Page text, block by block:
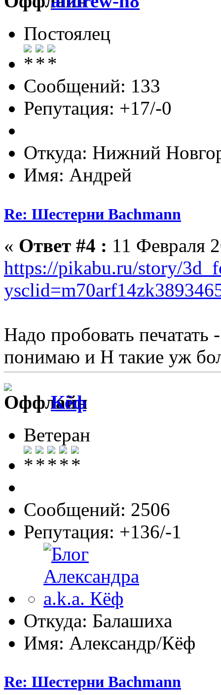
Постоялец
Сообщений: 133
Репутация: +17/-0
Откуда: Нижний
Имя: Андрей
Re: Шестерни Bachmann
« Ответ #4 : 11 Февраля
https://pikabu.ru/story/
Надо пробовать печатать
понимаю и Н такие уж
Кёф
Ветеран
Сообщений: 2506
Репутация: +136/-1
Откуда: Балашиха
Имя: Александр/Кёф
Re: Шестерни Bachmann